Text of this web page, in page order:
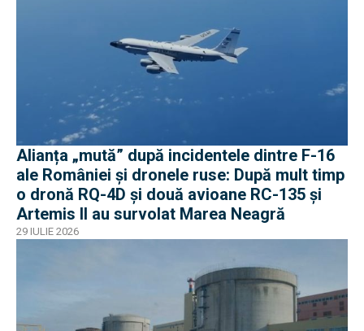
Alianța „mută” după incidentele dintre F-16
ale României și dronele ruse: După mult timp
o dronă RQ-4D și două avioane RC-135 și
Artemis II au survolat Marea Neagră
29 IULIE 2026